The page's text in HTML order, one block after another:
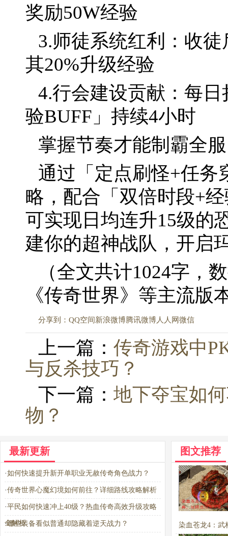
奖励50W经验
3.师徒系统红利：收
其20%升级经验
4.行会建设贡献：每
验BUFF」持续4小时
掌握节奏才能制霸全服
通过「定点刷怪+任务
略，配合「双倍时段+
可实现日均连升15级的
建你的超神战队，开启
（全文共计1024字，
《传奇世界》等主流版
分享到： QQ空间新浪微博腾讯微博人人网微信
上一篇： 传奇游戏中
与反杀技巧？
下一篇： 地下夺宝如
物？
最新更新
·如何快速提升新开单职业无赦传奇角色战力？
·传奇世界心魔幻境如何前往？详细路线攻略解析
·平民如何快速冲上40级？热血传奇高效升级攻略
全解析
·哪些装备看似普通却隐藏着逆天战力？
图文推荐
染血苍龙4：武